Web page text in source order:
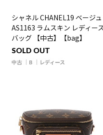
シャネル CHANEL19 ベージュ
AS1163 ラムスキン レディー
バッグ 【中古】【bag】
SOLD OUT
中古 B レディース